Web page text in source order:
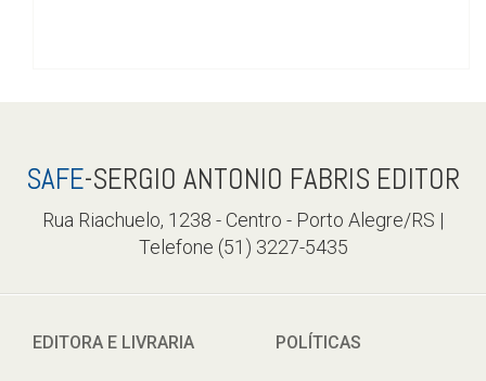
SAFE-SERGIO ANTONIO FABRIS EDITOR
Rua Riachuelo, 1238 - Centro - Porto Alegre/RS |
Telefone (51) 3227-5435
EDITORA E LIVRARIA POLÍTICAS